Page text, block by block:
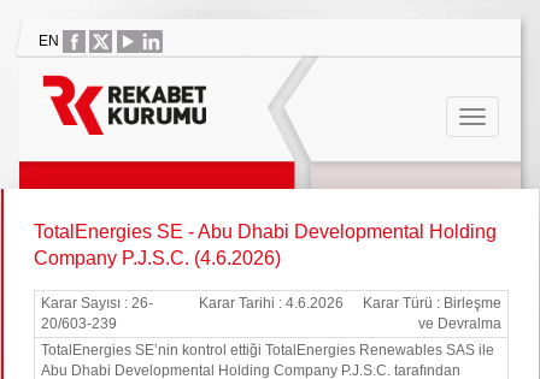
EN
TotalEnergies SE - Abu Dhabi Developmental Holding
Company P.J.S.C. (4.6.2026)
Karar Sayısı : 26-
20/603-239
Karar Tarihi : 4.6.2026
Karar Türü : Birleşme
ve Devralma
TotalEnergies SE’nin kontrol ettiği TotalEnergies Renewables SAS ile
Abu Dhabi Developmental Holding Company P.J.S.C. tarafından